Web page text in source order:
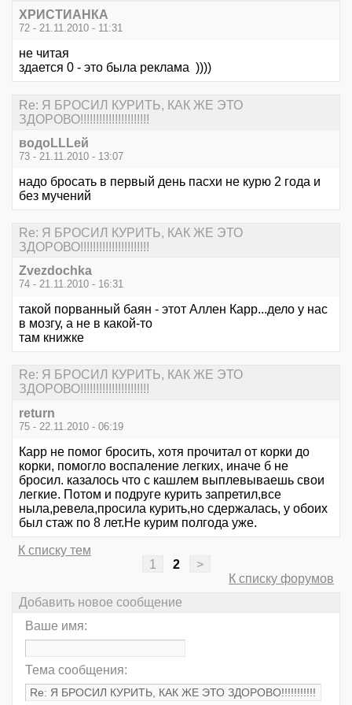
ХРИСТИАНКА
72 - 21.11.2010 - 11:31
не читая
здается 0 - это была реклама ))))
Re: Я БРОСИЛ КУРИТЬ, КАК ЖЕ ЭТО
ЗДОРОВО!!!!!!!!!!!!!!!!!!!!!!
водоLLLей
73 - 21.11.2010 - 13:07
надо бросать в первый день пасхи не курю 2 года и
без мучений
Re: Я БРОСИЛ КУРИТЬ, КАК ЖЕ ЭТО
ЗДОРОВО!!!!!!!!!!!!!!!!!!!!!!
Zvezdochka
74 - 21.11.2010 - 16:31
такой порванный баян - этот Аллен Карр...дело у нас
в мозгу, а не в какой-то
там книжке
Re: Я БРОСИЛ КУРИТЬ, КАК ЖЕ ЭТО
ЗДОРОВО!!!!!!!!!!!!!!!!!!!!!!
return
75 - 22.11.2010 - 06:19
Карр не помог бросить, хотя прочитал от корки до
корки, помогло воспаление легких, иначе б не
бросил. казалось что с кашлем выплевываешь свои
легкие. Потом и подруге курить запретил,все
ныла,ревела,просила курить,но сдержалась, у обоих
был стаж по 8 лет.Не курим полгода уже.
К списку тем
1
2
>
К списку форумов
Добавить новое сообщение
Ваше имя:
Тема сообщения: